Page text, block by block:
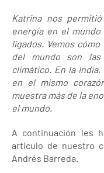
Katrina nos
energía en el
ligados. Vemos
del mundo son las
climático. En la
en el mismo
muestra más de la
el mundo.
A continuación les
artículo de nuestro
Andrés Barreda.